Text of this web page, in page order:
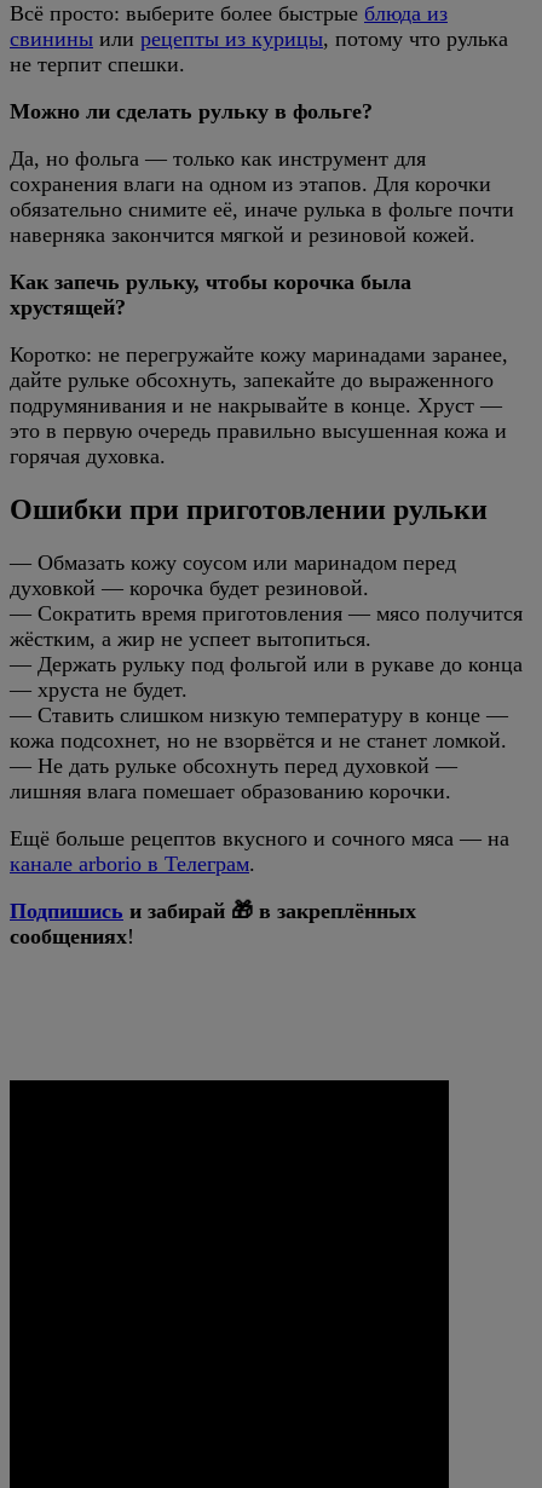
Всё просто: выберите более быстрые блюда из
свинины или рецепты из курицы, потому что рулька
не терпит спешки.
Можно ли сделать рульку в фольге?
Да, но фольга — только как инструмент для
сохранения влаги на одном из этапов. Для корочки
обязательно снимите её, иначе рулька в фольге почти
наверняка закончится мягкой и резиновой кожей.
Как запечь рульку, чтобы корочка была
хрустящей?
Коротко: не перегружайте кожу маринадами заранее,
дайте рульке обсохнуть, запекайте до выраженного
подрумянивания и не накрывайте в конце. Хруст —
это в первую очередь правильно высушенная кожа и
горячая духовка.
Ошибки при приготовлении рульки
— Обмазать кожу соусом или маринадом перед
духовкой — корочка будет резиновой.
— Сократить время приготовления — мясо получится
жёстким, а жир не успеет вытопиться.
— Держать рульку под фольгой или в рукаве до конца
— хруста не будет.
— Ставить слишком низкую температуру в конце —
кожа подсохнет, но не взорвётся и не станет ломкой.
— Не дать рульке обсохнуть перед духовкой —
лишняя влага помешает образованию корочки.
Ещё больше рецептов вкусного и сочного мяса — на
канале arborio в Телеграм.
Подпишись и забирай 🎁 в закреплённых
сообщениях!